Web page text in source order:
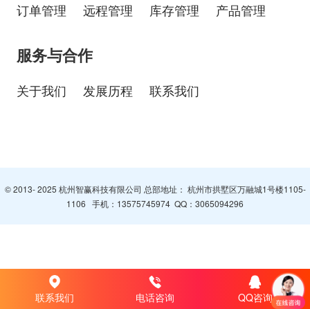
订单管理 远程管理 库存管理 产品管理
服务与合作
关于我们 发展历程 联系我们
© 2013- 2025 杭州智赢科技有限公司 总部地址： 杭州市拱墅区万融城1号楼1105-
1106 手机： 13575745974 QQ： 3065094296
联系我们 电话咨询 QQ咨询